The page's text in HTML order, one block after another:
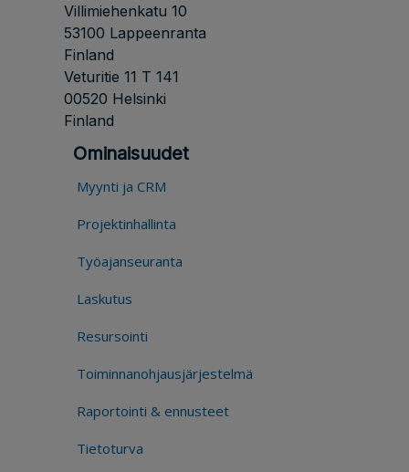
Villimiehenkatu 10
53100 Lappeenranta
Finland
Veturitie 11 T 141
00520 Helsinki
Finland
Ominaisuudet
Myynti ja CRM
Projektinhallinta
Työajanseuranta
Laskutus
Resursointi
Toiminnanohjausjärjestelmä
Raportointi & ennusteet
Tietoturva